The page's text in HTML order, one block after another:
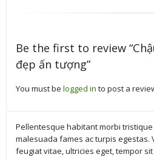
Be the first to review
đẹp ấn tượng”
You must be logged in to post a
Pellentesque habitant morbi
malesuada fames ac turpis egestas.
feugiat vitae, ultricies eget, tempor